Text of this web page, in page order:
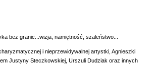
bez granic...wizja, namiętność, szaleństwo...
i nieprzewidywalnej artystki, Agnieszki
Justyny Steczkowskiej, Urszuli Dudziak oraz innych